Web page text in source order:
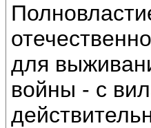
для
войны - с